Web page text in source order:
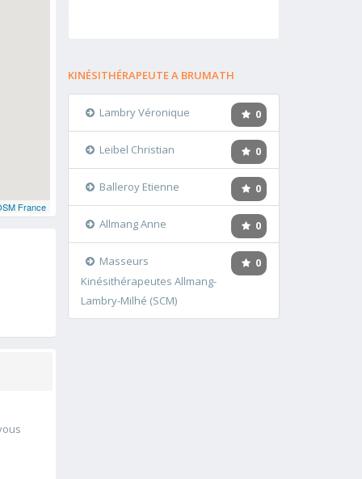
France
KINÉSITHÉRAPEUTE A BRUMATH
0
Lambry Véronique
0
Leibel Christian
0
Balleroy Etienne
0
Allmang Anne
0
Masseurs
Kinésithérapeutes Allmang-
Lambry-Milhé (SCM)